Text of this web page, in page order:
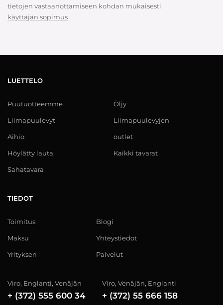
tietojen vastaanottamiseen kohdan mukaisesti
käyttäjän sopimus
LUETTELO
Puutuotteemme
Liimapuulevyt
Aihio
Höylätty lauta
Sahatavara
Öljy
Liimapuulevyjen
outlet
Kaikki tavarat
TIEDOT
Toimitus
Maksu
Yrityksen
Blogi
Yhteystiedot
Palvelut
Viro, Englanti, Venäjän
+ (372) 555 600 34
Viro, Venäjän, Englanti
+ (372) 55 666 158